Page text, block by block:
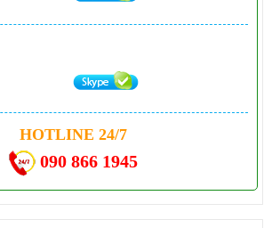
HOTLINE 24/7
090 866 1945